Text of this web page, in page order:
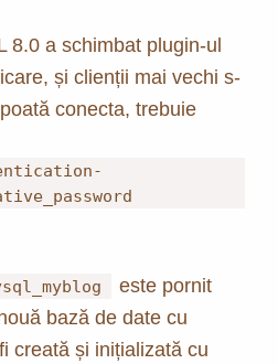
8.0 a schimbat plugin-ul
și clienții mai vechi s-
conecta, trebuie
este pornit
bază de date cu
creată și inițializată cu